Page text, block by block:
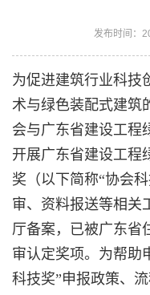
发布时间：
为促进建筑行业科技
术与绿色装配式建筑
会与广东省建设工程
开展广东省建设工程
奖（以下简称“协会
审、资料报送等相关
厅备案，已被广东省
审认定奖项。为帮助
科技奖”申报政策、